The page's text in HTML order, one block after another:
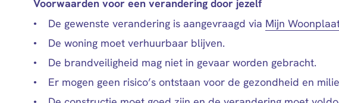
Voorwaarden voor een verandering door jezelf
De gewenste verandering is aangevraagd via Mijn
De woning moet verhuurbaar blijven.
De brandveiligheid mag niet in gevaar worden gebracht.
Er mogen geen risico’s ontstaan voor de gezondheid en